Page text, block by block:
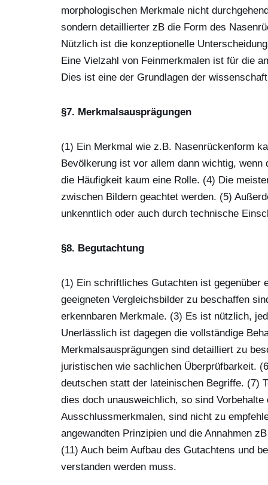
morphologischen Merkmale nicht
sondern detaillierter zB die Form des
Nützlich ist die konzeptionelle
Eine Vielzahl von Feinmerkmalen ist für die
Dies ist eine der Grundlagen der
§7. Merkmalsausprägungen
(1) Ein Merkmal wie z.B. Nasenrückenform
Bevölkerung ist vor allem dann wichtig,
die Häufigkeit kaum eine Rolle. (4) Die
zwischen Bildern geachtet werden. (5)
unkenntlich oder auch durch technische
§8. Begutachtung
(1) Ein schriftliches Gutachten ist gegenüber
geeigneten Vergleichsbilder zu beschaffen
erkennbaren Merkmale. (3) Es ist nützlich,
Unerlässlich ist dagegen die vollständige
Merkmalsausprägungen sind detailliert zu
juristischen wie sachlichen Überprüfbarkeit.
deutschen statt der lateinischen Begriffe. (7)
dies doch unausweichlich, so sind
Ausschlussmerkmalen, sind nicht zu
angewandten Prinzipien und die Annahmen
(11) Auch beim Aufbau des Gutachtens und
verstanden werden muss.